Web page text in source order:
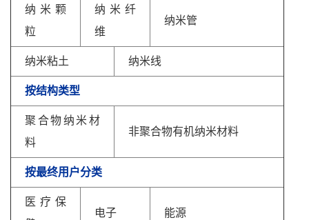
纳米颗
粒
纳米纤
维
纳米管
纳米粘土
纳米线
按结构类型
聚合物纳米材
料
非聚合物有机纳米材料
按最终用户分类
医疗保
电子 能源